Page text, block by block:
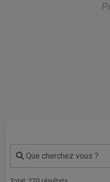
Que cherchez vous ?
Total: 270 résultats